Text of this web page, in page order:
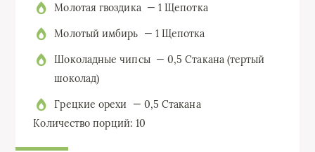
Молотая гвоздика — 1 Щепотка
Молотый имбирь — 1 Щепотка
Шоколадные чипсы — 0,5 Стакана (тертый
шоколад)
Грецкие орехи — 0,5 Стакана
Количество порций: 10